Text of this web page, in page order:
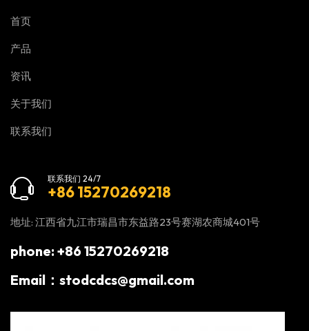
首页
产品
资讯
关于我们
联系我们
联系我们 24/7
+86 15270269218
地址: 江西省九江市瑞昌市东益路23号赛湖农商城401号
phone: +86 15270269218
Email：stodcdcs@gmail.com